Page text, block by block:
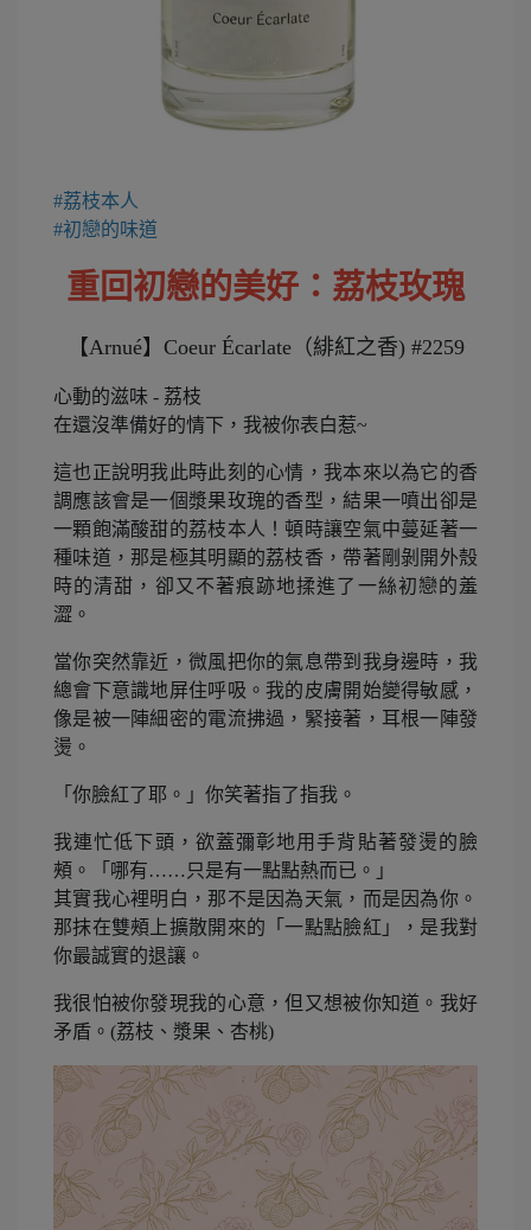
#荔枝本人
#初戀的味道
重回初戀的美好：荔枝玫瑰
【Arnué】Coeur Écarlate（緋紅之香) #2259
心動的滋味 - 荔枝
在還沒準備好的情下，我被你表白惹~
這也正說明我此時此刻的心情，我本來以為它的香
調應該會是一個漿果玫瑰的香型，結果一噴出卻是
一顆飽滿酸甜的荔枝本人！頓時讓空氣中蔓延著一
種味道，那是極其明顯的荔枝香，帶著剛剝開外殼
時的清甜，卻又不著痕跡地揉進了一絲初戀的羞
澀。
當你突然靠近，微風把你的氣息帶到我身邊時，我
總會下意識地屏住呼吸。我的皮膚開始變得敏感，
像是被一陣細密的電流拂過，緊接著，耳根一陣發
燙。
「你臉紅了耶。」你笑著指了指我。
我連忙低下頭，欲蓋彌彰地用手背貼著發燙的臉
頰。「哪有……只是有一點點熱而已。」
其實我心裡明白，那不是因為天氣，而是因為你。
那抹在雙頰上擴散開來的「一點點臉紅」，是我對
你最誠實的退讓。
我很怕被你發現我的心意，但又想被你知道。我好
矛盾。(荔枝、漿果、杏桃)